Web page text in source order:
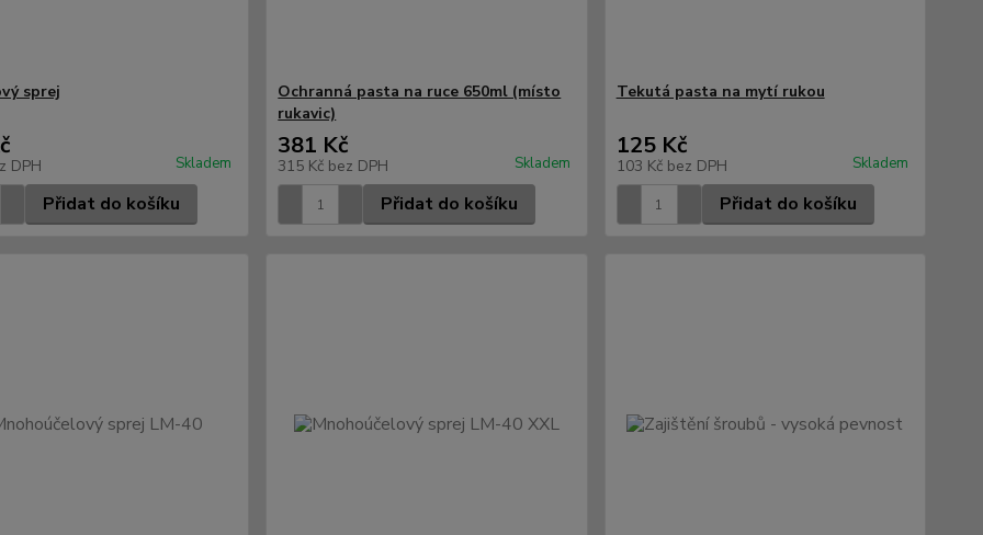
sprej
DPH Skladem
Přidat do košíku
Ochranná pasta na ruce 650ml (místo
rukavic)
381 Kč
315 Kč bez DPH Skladem
Přidat do košíku
Tekutá pasta na mytí rukou
125 Kč
103 Kč bez DPH Skladem
Přidat do košíku